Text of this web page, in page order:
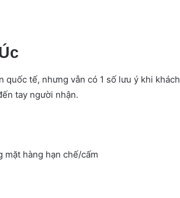
tế, nhưng vẫn có 1 số lưu ý khi khách
tay người nhận.
hàng hạn chế/cấm